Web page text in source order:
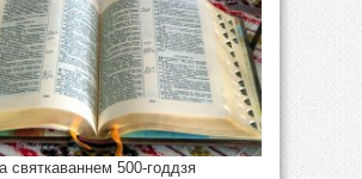
святкаваннем 500-годдзя